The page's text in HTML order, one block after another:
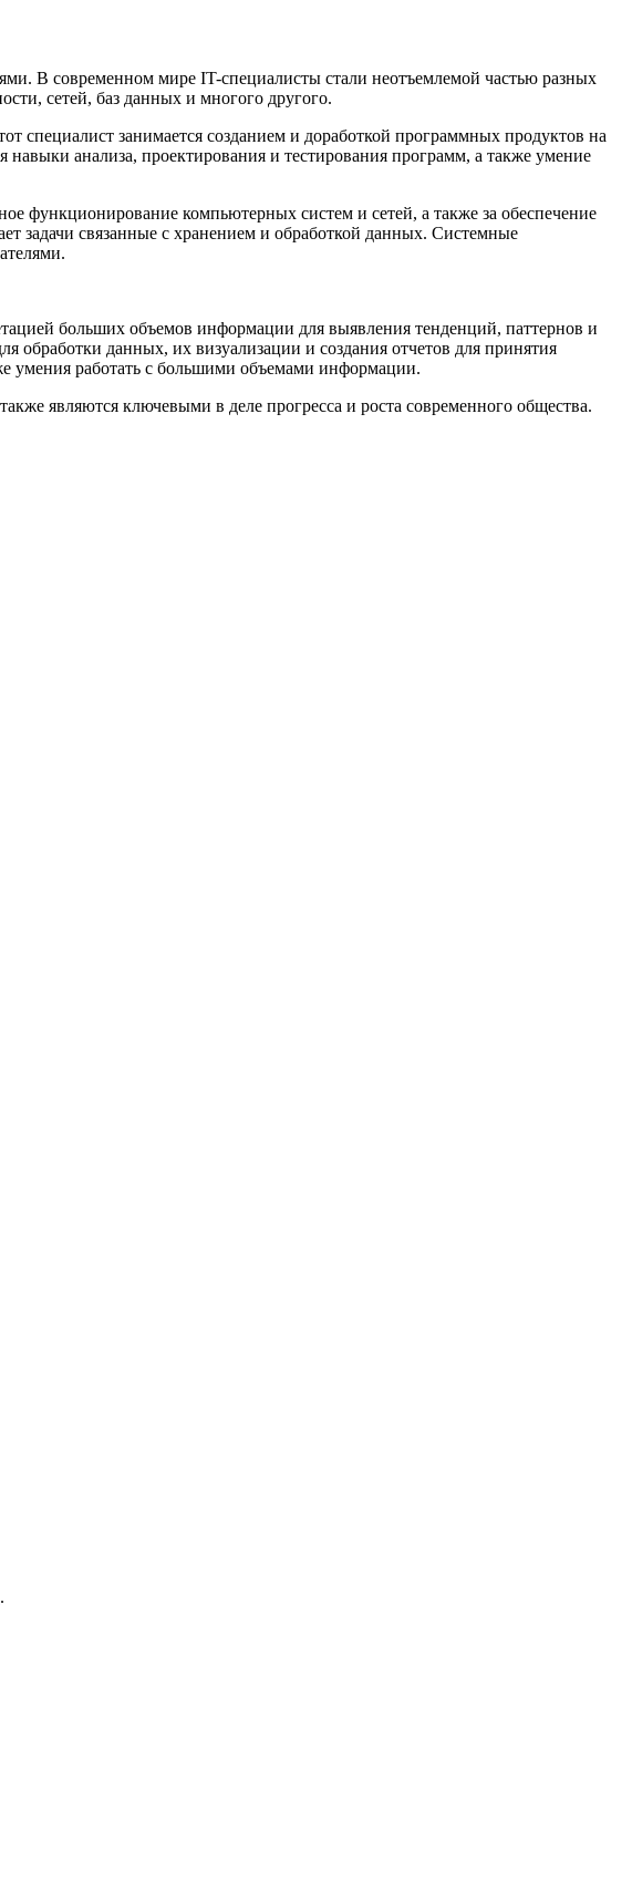
В современном мире IT-специалисты стали неотъемлемой частью разных
сетей, баз данных и многого другого.
специалист занимается созданием и доработкой программных продуктов на
анализа, проектирования и тестирования программ, а также умение
функционирование компьютерных систем и сетей, а также за обеспечение
задачи связанные с хранением и обработкой данных. Системные
больших объемов информации для выявления тенденций, паттернов и
данных, их визуализации и создания отчетов для принятия
умения работать с большими объемами информации.
являются ключевыми в деле прогресса и роста современного общества.
.